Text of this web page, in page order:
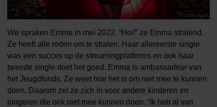
We spraken Emma in mei 2022. “Hoi!” ze Emma stralend.
Ze heeft alle reden om te stralen. Haar allereerste single
was een succes op de streamingplatforms en ook haar
tweede single doet het goed. Emma is ambassadeur van
het Jeugdfonds. Ze weet hoe het is om niet mee te kunnen
doen. Daarom zet ze zich in voor andere kinderen en
jongeren die ook niet mee kunnen doen. “Ik heb al van